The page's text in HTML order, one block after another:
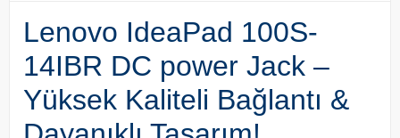
Lenovo IdeaPad 100S-
14IBR DC power Jack –
Yüksek Kaliteli Bağlantı &